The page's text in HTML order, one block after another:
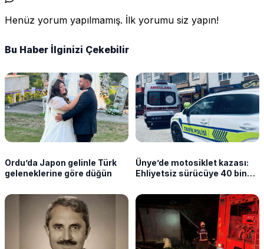
Henüz yorum yapılmamış. İlk yorumu siz yapın!
Bu Haber İlginizi Çekebilir
Ordu’da Japon gelinle Türk
geleneklerine göre düğün
Ünye’de motosiklet kazası:
Ehliyetsiz sürücüye 40 bin